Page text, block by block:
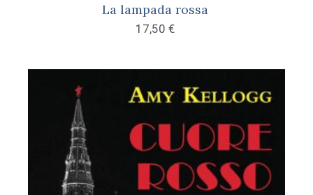
La lampada rossa
17,50 €